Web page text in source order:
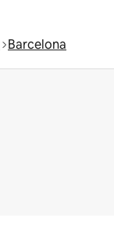
Barcelona